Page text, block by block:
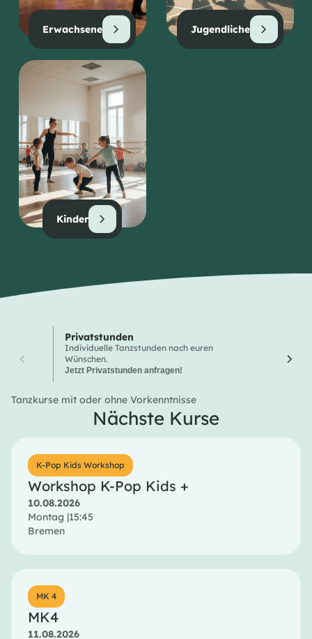
Erwachsene Jugendliche
Kinder
Privatstunden
Individuelle Tanzstunden nach euren
Wünschen.
Jetzt Privatstunden anfragen!
Tanzkurse mit oder ohne Vorkenntnisse
Nächste Kurse
K-Pop Kids Workshop
Workshop K-Pop Kids +
10.08.2026
Montag |15:45
Bremen
MK 4
MK4
11.08.2026